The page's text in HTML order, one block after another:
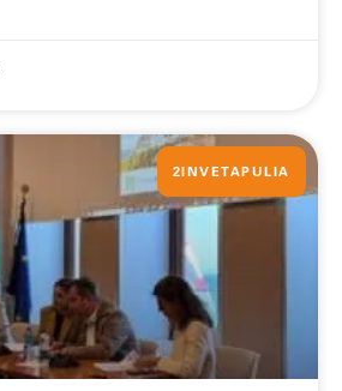
2INVETAPULIA